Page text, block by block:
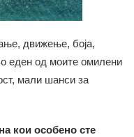
движење, боја,
еден од моите омилени
мали шанси за
кои особено сте